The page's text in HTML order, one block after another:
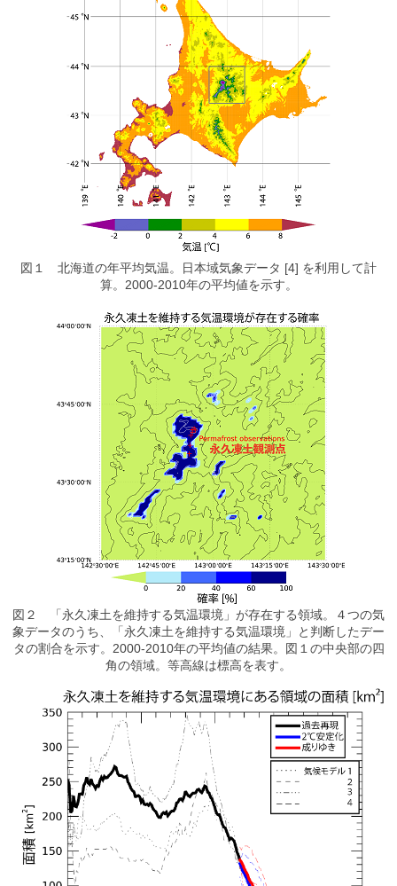
図１ 北海道の年平均気温。日本域気象データ [4] を利用して計
算。2000-2010年の平均値を示す。
図２ 「永久凍土を維持する気温環境」が存在する領域。４つの気
象データのうち、「永久凍土を維持する気温環境」と判断したデー
タの割合を示す。2000-2010年の平均値の結果。図１の中央部の四
角の領域。等高線は標高を表す。